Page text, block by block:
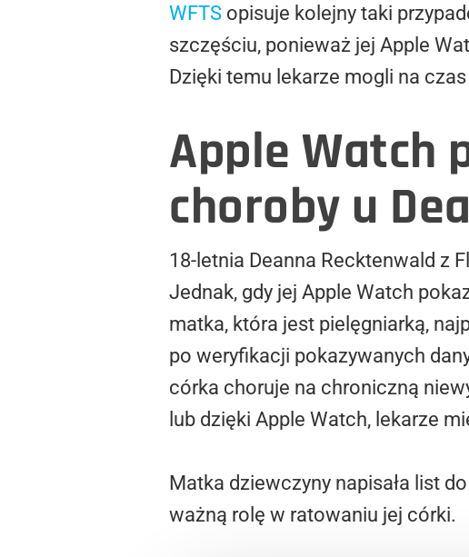
WFTS opisuje kolejny taki
szczęściu, ponieważ jej Apple
Dzięki temu lekarze mogli na
Apple Watch
choroby u
18-letnia Deanna Recktenwald z
Jednak, gdy jej Apple Watch
matka, która jest pielęgniarką,
po weryfikacji pokazywanych
córka choruje na chroniczną
lub dzięki Apple Watch, lekarze
Matka dziewczyny napisała list
ważną rolę w ratowaniu jej córki.